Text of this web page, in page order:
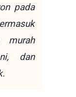
pada
murah
dan